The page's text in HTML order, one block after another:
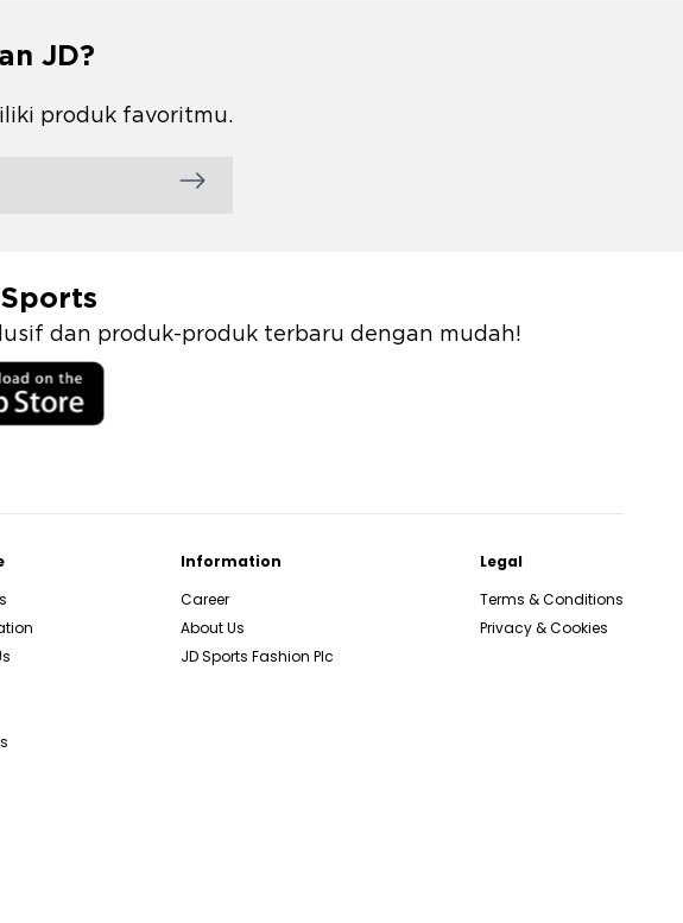
JD?
produk favoritmu.
dan produk-produk terbaru dengan mudah!
Information
Career
About Us
JD Sports Fashion Plc
Legal
Terms & Conditions
Privacy & Cookies